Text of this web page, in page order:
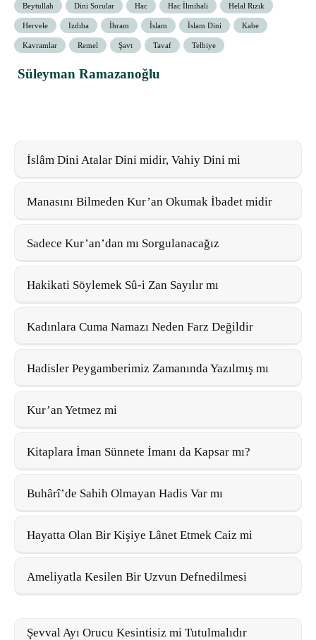
Beytullah Dini Sorular Hac Hac İlmihali Helal Rızık
Hervele Izdıba İhram İslam İslam Dini Kabe
Kavramlar Remel Şavt Tavaf Telbiye
Süleyman Ramazanoğlu
İslâm Dini Atalar Dini midir, Vahiy Dini mi
Manasını Bilmeden Kur’an Okumak İbadet midir
Sadece Kur’an’dan mı Sorgulanacağız
Hakikati Söylemek Sû-i Zan Sayılır mı
Kadınlara Cuma Namazı Neden Farz Değildir
Hadisler Peygamberimiz Zamanında Yazılmış mı
Kur’an Yetmez mi
Kitaplara İman Sünnete İmanı da Kapsar mı?
Buhârî’de Sahih Olmayan Hadis Var mı
Hayatta Olan Bir Kişiye Lânet Etmek Caiz mi
Ameliyatla Kesilen Bir Uzvun Defnedilmesi
Şevval Ayı Orucu Kesintisiz mi Tutulmalıdır